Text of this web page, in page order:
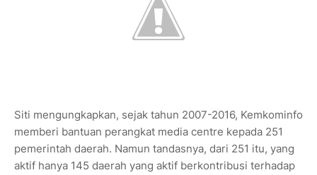
Siti mengungkapkan, sejak tahun 2007-2016, Kemkominfo
memberi bantuan perangkat media centre kepada 251
pemerintah daerah. Namun tandasnya, dari 251 itu, yang
aktif hanya 145 daerah yang aktif berkontribusi terhadap